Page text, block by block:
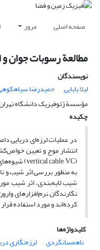
صفحه اصلی مرور
مطالعة رسوبات جوان
نویسندگان
لیلا بابایی
حمیدرضا
مؤسسة ژئوفیزیک دانشگاه تهران،
چکیده
در عملیات لرزه‌ای دریایی
انتشار موج و تعیین
(vertical cable, VC) شیوه‌های تحلیل اولین رسیدها و استخراج اطلاعات سرعتی و پارامترهای ناهمسانگردی رسوبات اشباع شده از آب مورد بحث قرار می‌گیرد.
به منظور بررسی اثر شیب و
شیب لایه‌بندی، اثر شیب
کرده‌اند و مورد استفاده
کلیدواژه‌ها
ناهمسانگردی
لرزه‌نگاری